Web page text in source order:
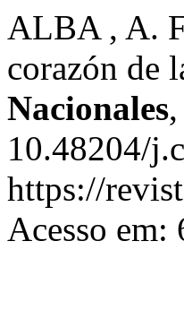
ALBA , A.
corazón de
Nacionales,
10.48204/
https://
Acesso em: